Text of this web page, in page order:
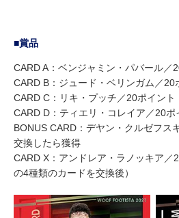
■賞品
CARD A：ベンジャミン・パバール／
CARD B：ジュード・ベリンガム／20
CARD C：リキ・プッチ／20ポイント
CARD D：ティエリ・コレイア／20ポ
BONUS CARD：デヤン・クルゼフス
交換したら獲得
CARD X：アンドレア・ラノッキア／
の4種類のカードを交換後）